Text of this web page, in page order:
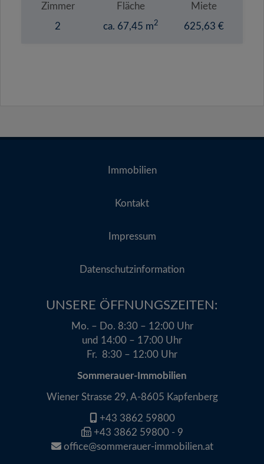
Zimmer
2
Fläche
ca. 67,45 m2
Miete
625,63 €
Immobilien
Kontakt
Impressum
Datenschutzinformation
UNSERE ÖFFNUNGSZEITEN:​
Mo. – Do. 8:30 – 12:00 Uhr
und 14:00 – 17:00 Uhr
Fr. 8:30 – 12:00 Uhr
Sommerauer-Immobilien
Wiener Strasse 29, A-8605 Kapfenberg
+43 3862 59800
+43 3862 59800 - 9
office@sommerauer-immobilien.at